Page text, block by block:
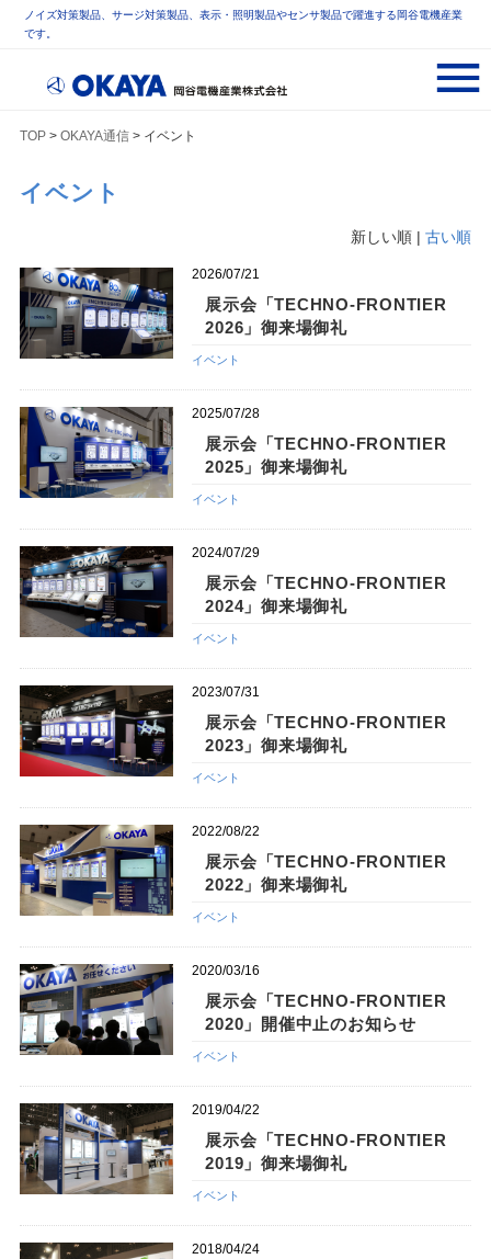
ノイズ対策製品、サージ対策製品、表示・照明製品やセンサ製品で躍進する岡谷電機産業
です。
TOP> OKAYA通信> イベント
イベント
新しい順 |古い順
2026/07/21
展示会「TECHNO-FRONTIER
2026」御来場御礼
イベント
2025/07/28
展示会「TECHNO-FRONTIER
2025」御来場御礼
イベント
2024/07/29
展示会「TECHNO-FRONTIER
2024」御来場御礼
イベント
2023/07/31
展示会「TECHNO-FRONTIER
2023」御来場御礼
イベント
2022/08/22
展示会「TECHNO-FRONTIER
2022」御来場御礼
イベント
2020/03/16
展示会「TECHNO-FRONTIER
2020」開催中止のお知らせ
イベント
2019/04/22
展示会「TECHNO-FRONTIER
2019」御来場御礼
イベント
2018/04/24